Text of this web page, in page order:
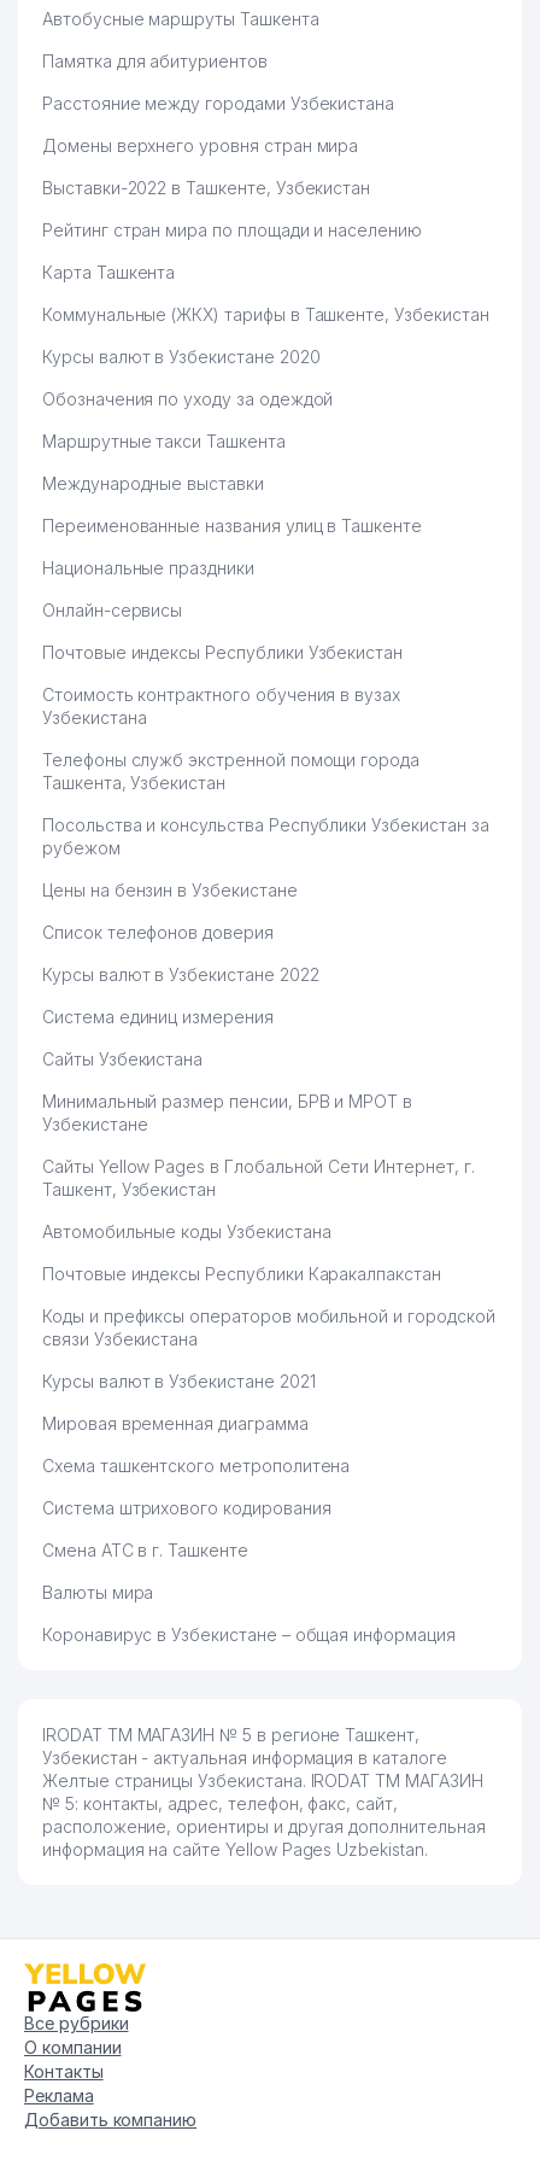
Автобусные маршруты Ташкента
Памятка для абитуриентов
Расстояние между городами Узбекистана
Домены верхнего уровня стран мира
Выставки-2022 в Ташкенте, Узбекистан
Рейтинг стран мира по площади и населению
Карта Ташкента
Коммунальные (ЖКХ) тарифы в Ташкенте, Узбекистан
Курсы валют в Узбекистане 2020
Обозначения по уходу за одеждой
Маршрутные такси Ташкента
Международные выставки
Переименованные названия улиц в Ташкенте
Национальные праздники
Онлайн-сервисы
Почтовые индексы Республики Узбекистан
Стоимость контрактного обучения в вузах
Узбекистана
Телефоны служб экстренной помощи города
Ташкента, Узбекистан
Посольства и консульства Республики Узбекистан за
рубежом
Цены на бензин в Узбекистане
Список телефонов доверия
Курсы валют в Узбекистане 2022
Система единиц измерения
Сайты Узбекистана
Минимальный размер пенсии, БРВ и МРОТ в
Узбекистане
Сайты Yellow Pages в Глобальной Сети Интернет, г.
Ташкент, Узбекистан
Автомобильные коды Узбекистана
Почтовые индексы Республики Каракалпакстан
Коды и префиксы операторов мобильной и городской
связи Узбекистана
Курсы валют в Узбекистане 2021
Мировая временная диаграмма
Схема ташкентского метрополитена
Система штрихового кодирования
Смена АТС в г. Ташкенте
Валюты мира
Коронавирус в Узбекистане – общая информация
IRODAT ТМ МАГАЗИН № 5 в регионе Ташкент,
Узбекистан - актуальная информация в каталоге
Желтые страницы Узбекистана. IRODAT ТМ МАГАЗИН
№ 5: контакты, адрес, телефон, факс, сайт,
расположение, ориентиры и другая дополнительная
информация на сайте Yellow Pages Uzbekistan.
Все рубрики
О компании
Контакты
Реклама
Добавить компанию